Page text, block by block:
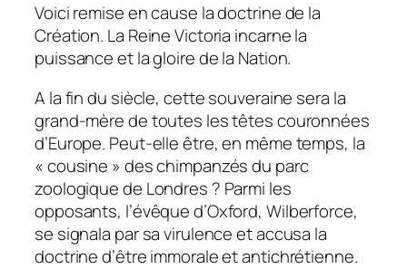
Voici remise en cause la doctrine de la
Création. La Reine Victoria incarne la
puissance et la gloire de la Nation.
A la fin du siècle, cette souveraine sera la
grand-mère de toutes les têtes couronnées
d’Europe. Peut-elle être, en même temps, la
« cousine » des chimpanzés du parc
zoologique de Londres ? Parmi les
opposants, l’évêque d’Oxford, Wilberforce,
se signala par sa virulence et accusa la
doctrine d’être immorale et antichrétienne.